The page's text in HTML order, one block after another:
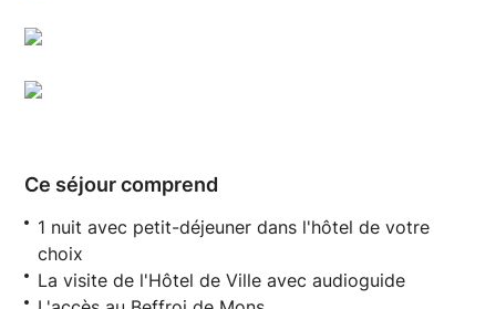
Ce séjour comprend
1 nuit avec petit-déjeuner dans l'hôtel de votre
choix
La visite de l'Hôtel de Ville avec audioguide